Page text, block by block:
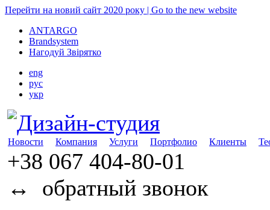
Перейти на новий сайт 2020 року | Go to the new website
ANTARGO
Brandsystem
Нагодуй Звірятко
eng
рус
укр
Новости Компания Услуги Портфолио Клиенты
+38 067 404-80-01
↔
обратный звонок